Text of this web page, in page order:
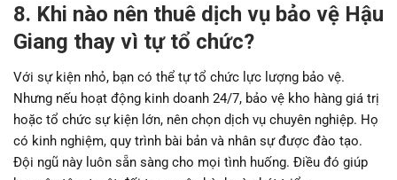
8. Khi nào nên thuê dịch vụ bảo vệ Hậu
Giang thay vì tự tổ chức?
Với sự kiện nhỏ, bạn có thể tự tổ chức lực lượng bảo vệ.
Nhưng nếu hoạt động kinh doanh 24/7, bảo vệ kho hàng giá trị
hoặc tổ chức sự kiện lớn, nên chọn dịch vụ chuyên nghiệp. Họ
có kinh nghiệm, quy trình bài bản và nhân sự được đào tạo.
Đội ngũ này luôn sẵn sàng cho mọi tình huống. Điều đó giúp